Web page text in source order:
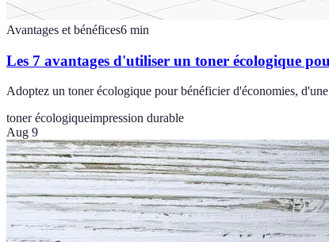
Avantages et bénéfices6 min
Les 7 avantages d'utiliser un toner écologique
Adoptez un toner écologique pour bénéficier d'économies,
toner écologiqueimpression durable
Aug 9